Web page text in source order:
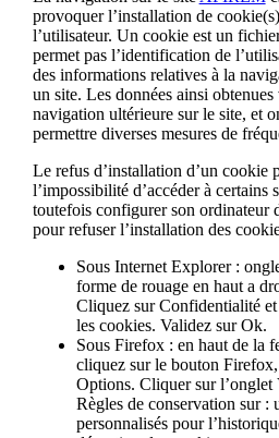
provoquer l’installation de
l’utilisateur. Un cookie est un
permet pas l’identification de
des informations relatives à la
un site. Les données ainsi
navigation ultérieure sur le site, et
permettre diverses mesures de
Le refus d’installation d’un cookie
l’impossibilité d’accéder à certains
toutefois configurer son ordinateur
pour refuser l’installation des
Sous Internet Explorer :
forme de rouage en haut a
Cliquez sur Confidentialité
les cookies. Validez sur Ok.
Sous Firefox : en haut de la
cliquez sur le bouton
Options. Cliquer sur l’onglet
Règles de conservation sur :
personnalisés pour